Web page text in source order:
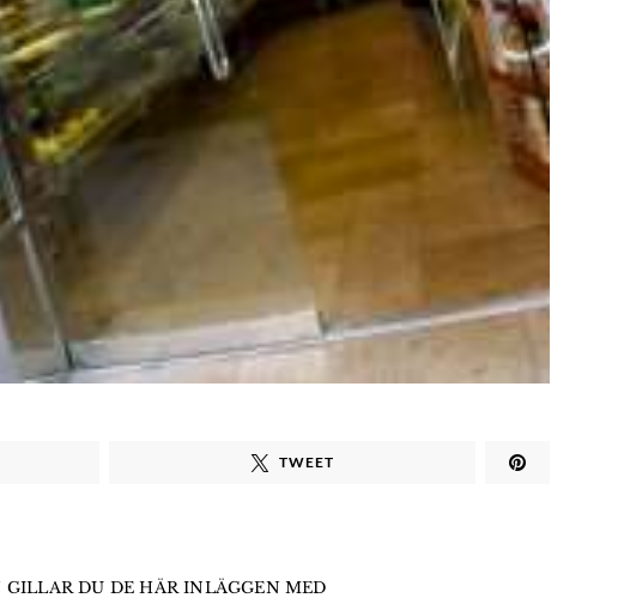
TWEET
DU DE HÄR INLÄGGEN MED